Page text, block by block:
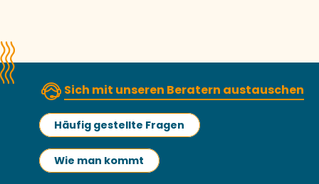
Sich mit unseren Beratern austauschen
Häufig gestellte Fragen
Wie man kommt